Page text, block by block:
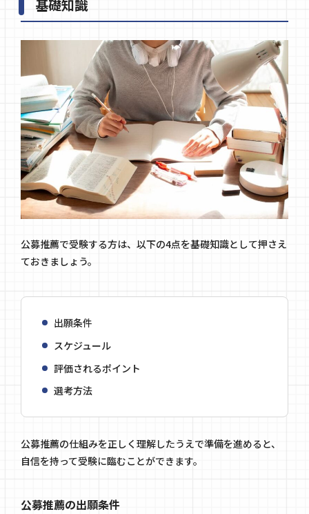
基礎知識
公募推薦で受験する方は、以下の4点を基礎知識として押さえ
ておきましょう。
出願条件
スケジュール
評価されるポイント
選考方法
公募推薦の仕組みを正しく理解したうえで準備を進めると、
自信を持って受験に臨むことができます。
公募推薦の出願条件